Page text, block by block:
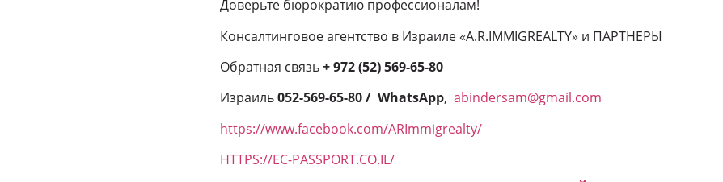
Доверьте бюрократию профессионалам!
Консалтинговое агентство в Израиле «A.R.IMMIGREALTY» и ПАРТНЕРЫ
Обратная связь+ 972 (52) 569-65-80
Израиль052-569-65-80 / WhatsApp, abindersam@gmail.com
https://www.facebook.com/ARImmigrealty/
HTTPS://EC-PASSPORT.CO.IL/